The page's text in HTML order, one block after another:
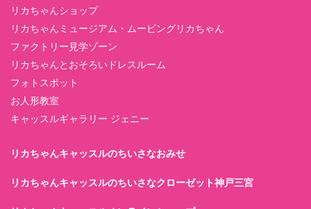
リカちゃんショップ
リカちゃんミュージアム・ムービングリカちゃん
ファクトリー見学ゾーン
リカちゃんとおそろいドレスルーム
フォトスポット
お人形教室
キャッスルギャラリー ジェニー
リカちゃんキャッスルのちいさなおみせ
リカちゃんキャッスルのちいさなクローゼット神戸三宮